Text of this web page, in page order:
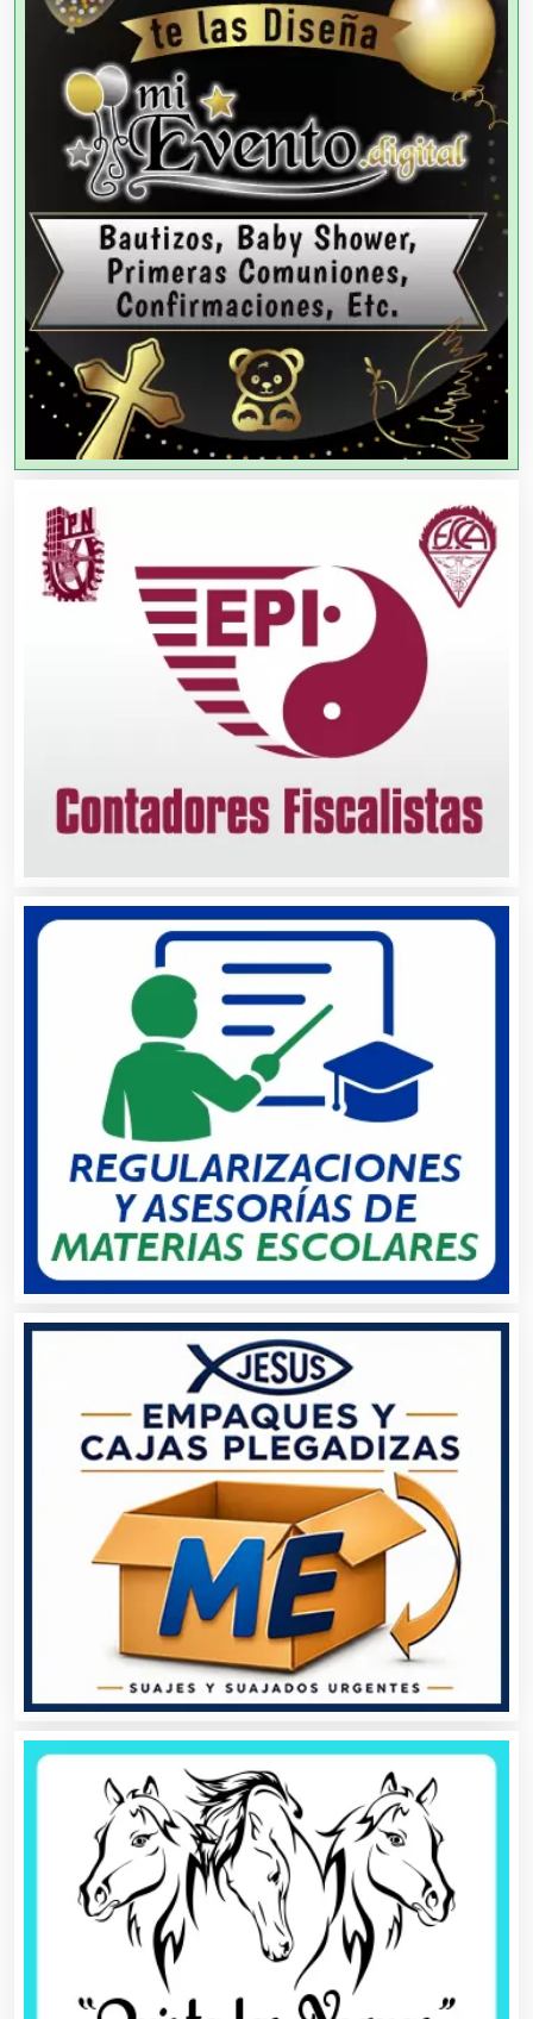
Agencias de Colocación
Agencias de Modelos
Agencias de Publicidad
Agencias de Viajes
Agricultores
Agricultura y Ganadería
Agua Purificada
Aire Acondicionado
Alarmas
Albercas
Alimentos
Almacenaje
Alquiler de Autos
Alquiler de Equipos para Fiestas
Alquiler de Sillas y Mesas
Alquiler de Trajes de Etiqueta
Alta Costura
Aluminio
Análisis Clínicos
Análisis de Aguas
Animadores de Eventos